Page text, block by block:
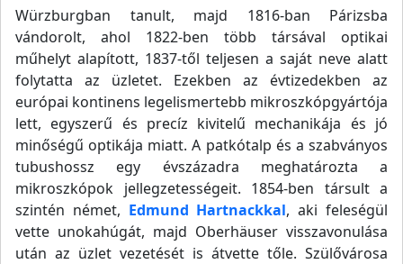
Würzburgban tanult, majd 1816-ban Párizsba
vándorolt, ahol 1822-ben több társával optikai
műhelyt alapított, 1837-től teljesen a saját neve alatt
folytatta az üzletet. Ezekben az évtizedekben az
európai kontinens legelismertebb mikroszkópgyártója
lett, egyszerű és precíz kivitelű mechanikája és jó
minőségű optikája miatt. A patkótalp és a szabványos
tubushossz egy évszázadra meghatározta a
mikroszkópok jellegzetességeit. 1854-ben társult a
szintén német, Edmund Hartnackkal, aki feleségül
vette unokahúgát, majd Oberhäuser visszavonulása
után az üzlet vezetését is átvette tőle. Szülővárosa